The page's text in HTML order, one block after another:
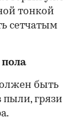
тонкой
сетчатым
быть
пыли, грязи